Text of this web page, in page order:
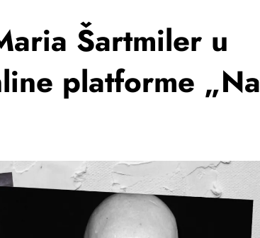
Šartmiler u
platforme „Na